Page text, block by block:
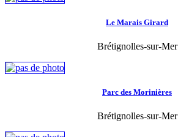
Le Marais Girard
Brétignolles-sur-Mer
Parc des Morinières
Brétignolles-sur-Mer